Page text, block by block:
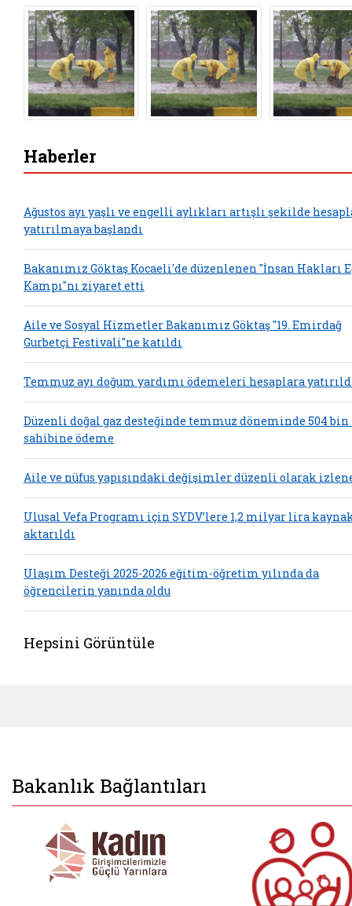
Haberler
Ağustos ayı yaşlı ve engelli aylıkları artışlı şekilde
yatırılmaya başlandı
Bakanımız Göktaş Kocaeli'de düzenlenen "İnsan Hakları
Kampı"nı ziyaret etti
Aile ve Sosyal Hizmetler Bakanımız Göktaş "19. Emirdağ
Gurbetçi Festivali"ne katıldı
Temmuz ayı doğum yardımı ödemeleri hesaplara
Düzenli doğal gaz desteğinde temmuz döneminde 504
sahibine ödeme
Aile ve nüfus yapısındaki değişimler düzenli olarak
Ulusal Vefa Programı için SYDV’lere 1,2 milyar lira
aktarıldı
Ulaşım Desteği 2025-2026 eğitim-öğretim yılında da
öğrencilerin yanında oldu
Hepsini Görüntüle
Bakanlık Bağlantıları